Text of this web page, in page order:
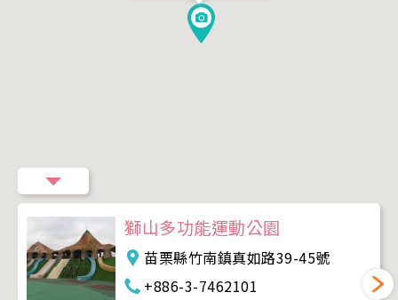
獅山多功能運動公園
苗栗縣竹南鎮真如路39-45號
+886-3-7462101